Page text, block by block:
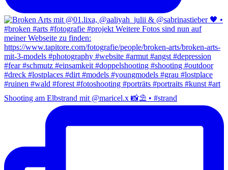
Shooting am Elbstrand mit @maricel.x 📸⛱️ • #strand